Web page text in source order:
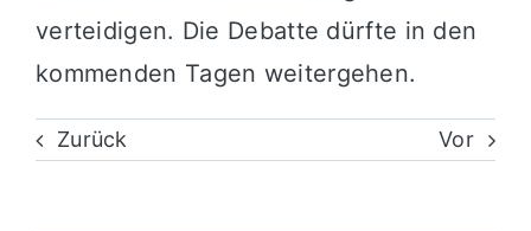
verteidigen. Die Debatte dürfte in den
kommenden Tagen weitergehen.
Zurück Vor